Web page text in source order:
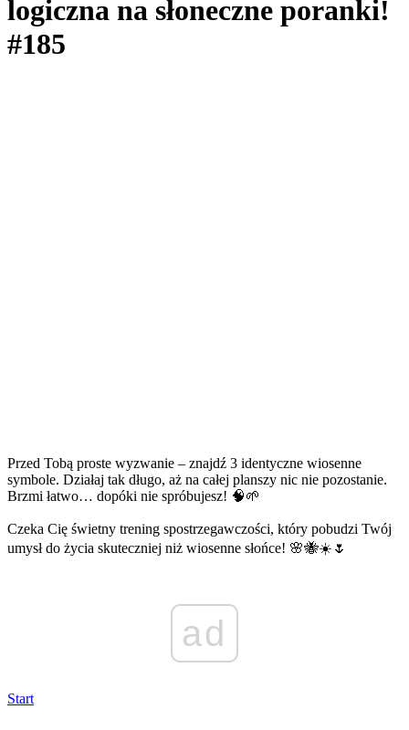
logiczna na słoneczne poranki!
#185
Przed Tobą proste wyzwanie – znajdź 3 identyczne wiosenne
symbole. Działaj tak długo, aż na całej planszy nic nie pozostanie.
Brzmi łatwo… dopóki nie spróbujesz! 🧠🌱
Czeka Cię świetny trening spostrzegawczości, który pobudzi Twój
umysł do życia skuteczniej niż wiosenne słońce! 🌸🐝☀️🌷
ad
Start